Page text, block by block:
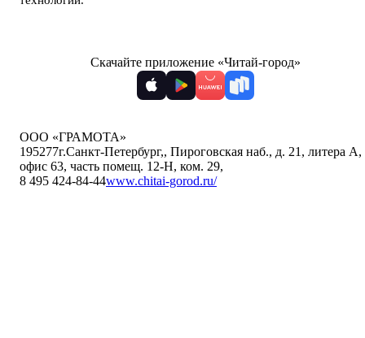
Скачайте приложение «Читай-город»
ООО «ГРАМОТА»
195277г.Санкт-Петербург,, Пироговская наб., д. 21, литера А,
офис 63, часть помещ. 12-Н, ком. 29,
8 495 424-84-44www.chitai-gorod.ru/